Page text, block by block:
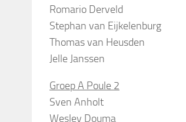
Romario Derveld
Stephan van Eijkelenburg
Thomas van Heusden
Jelle Janssen
Groep A Poule 2
Sven Anholt
Wesley Douma